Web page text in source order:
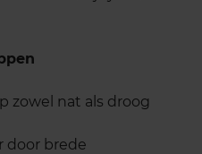
zowel nat als droog
door brede